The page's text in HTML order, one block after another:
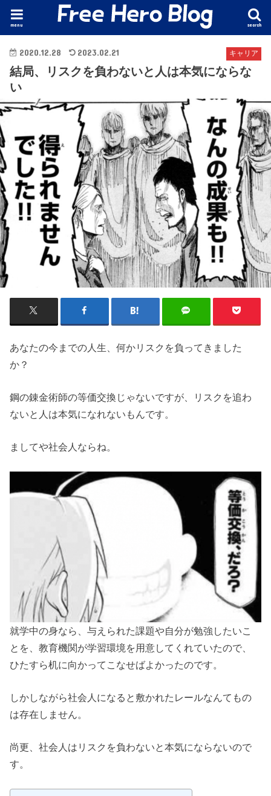
search
menu
キャリア
2020.12.28 2023.02.21
結局、リスクを負わないと人は本気にならな
い
あなたの今までの人生、何かリスクを負ってきました
か？
鋼の錬金術師の等価交換じゃないですが、リスクを追わ
ないと人は本気になれないもんです。
ましてや社会人ならね。
就学中の身なら、与えられた課題や自分が勉強したいこ
とを、教育機関が学習環境を用意してくれていたので、
ひたすら机に向かってこなせばよかったのです。
しかしながら社会人になると敷かれたレールなんてもの
は存在しません。
尚更、社会人はリスクを負わないと本気にならないので
す。